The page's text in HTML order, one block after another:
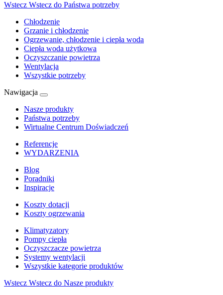
Wstecz Wstecz do Państwa potrzeby
Chłodzenie
Grzanie i chłodzenie
Ogrzewanie, chłodzenie i ciepła woda
Ciepła woda użytkowa
Oczyszczanie powietrza
Wentylacja
Wszystkie potrzeby
Nawigacja
Nasze produkty
Państwa potrzeby
Wirtualne Centrum Doświadczeń
Referencje
WYDARZENIA
Blog
Poradniki
Inspiracje
Koszty dotacji
Koszty ogrzewania
Klimatyzatory
Pompy ciepła
Oczyszczacze powietrza
Systemy wentylacji
Wszystkie kategorie produktów
Wstecz Wstecz do Nasze produkty